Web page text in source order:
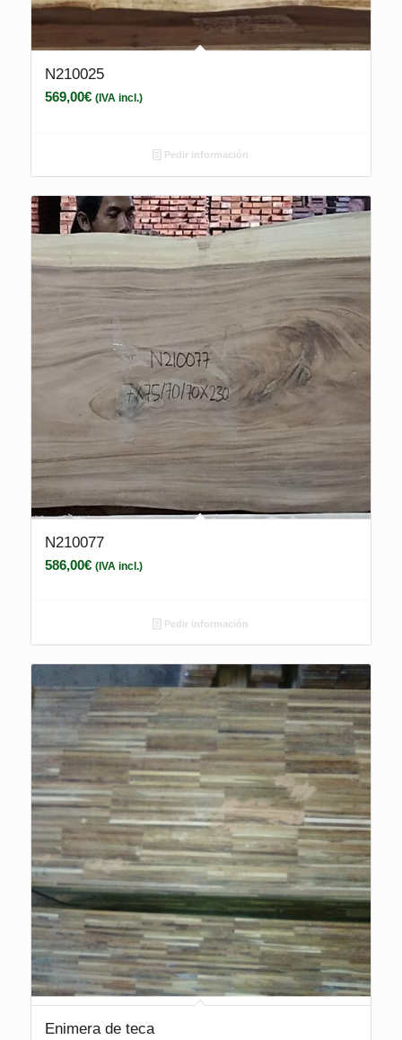
N210025
569,00€ (IVA incl.)
Pedir información
N210077
586,00€ (IVA incl.)
Pedir información
Enimera de teca